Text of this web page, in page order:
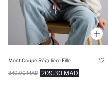
Mont Coupe Régulière Fille
209.30 MAD
349.00 MAD